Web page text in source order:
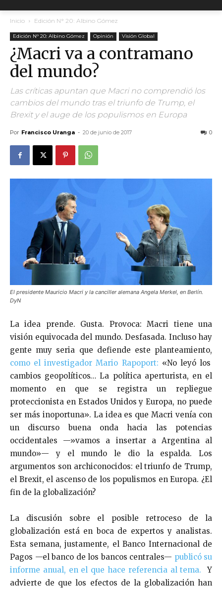
Inicio Edición N° 20: Albino Gómez
Edición N° 20: Albino Gómez Opinión Visión Global
¿Macri va a contramano
del mundo?
Las críticas apuntan que Macri no comprendió los
cambios del mundo tras el triunfo de Trump, el
Brexit y el auge de los populismos en Europa
Por Francisco Uranga - 20 de junio de 2017 0
El presidente Mauricio Macri y la canciller alemana Angela Merkel, en Berlín.
DyN
La idea prende. Gusta. Provoca: Macri tiene una
visión equivocada del mundo. Desfasada. Incluso hay
gente muy seria que defiende este planteamiento,
como el investigador Mario Rapoport: «No leyó los
cambios geopolíticos… La política aperturista, en el
momento en que se registra un repliegue
proteccionista en Estados Unidos y Europa, no puede
ser más inoportuna». La idea es que Macri venía con
un discurso buena onda hacia las potencias
occidentales —»vamos a insertar a Argentina al
mundo»— y el mundo le dio la espalda. Los
argumentos son archiconocidos: el triunfo de Trump,
el Brexit, el ascenso de los populismos en Europa. ¿El
fin de la globalización?
La discusión sobre el posible retroceso de la
globalización está en boca de expertos y analistas.
Esta semana, justamente, el Banco Internacional de
Pagos —el banco de los bancos centrales— publicó su
informe anual, en el que hace referencia al tema. Y
advierte de que los efectos de la globalización han